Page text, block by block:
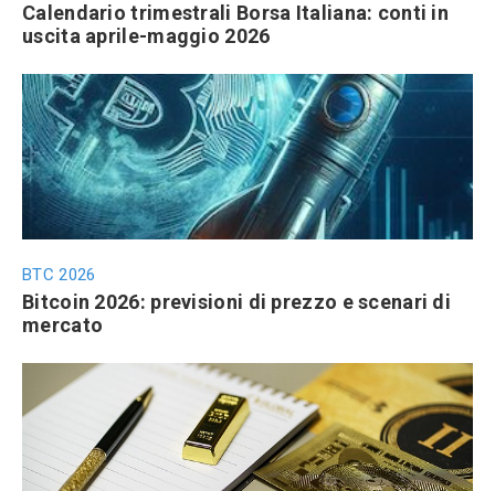
Calendario trimestrali Borsa Italiana: conti in
uscita aprile-maggio 2026
BTC 2026
Bitcoin 2026: previsioni di prezzo e scenari di
mercato